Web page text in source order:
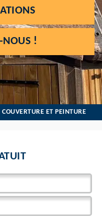
NOUS !
ET PEINTURE